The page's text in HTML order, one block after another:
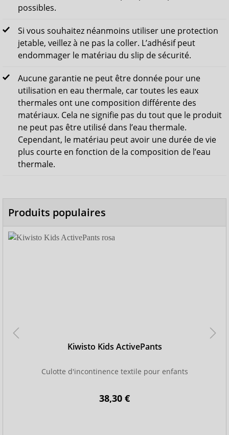
possibles.
Si vous souhaitez néanmoins utiliser une protection
jetable, veillez à ne pas la coller. L’adhésif peut
endommager le matériau du slip de sécurité.
Aucune garantie ne peut être donnée pour une
utilisation en eau thermale, car toutes les eaux
thermales ont une composition différente des
matériaux. Cela ne signifie pas du tout que le produit
ne peut pas être utilisé dans l’eau thermale.
Cependant, le matériau peut avoir une durée de vie
plus courte en fonction de la composition de l’eau
thermale.
Produits populaires
Kiwisto Kids ActivePants
Culotte d'incontinence textile pour enfants
38,30 €